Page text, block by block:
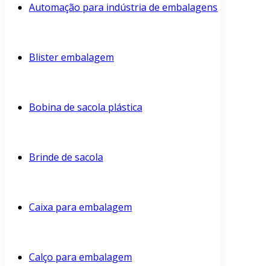
Automação para indústria de embalagens
Blister embalagem
Bobina de sacola plástica
Brinde de sacola
Caixa para embalagem
Calço para embalagem